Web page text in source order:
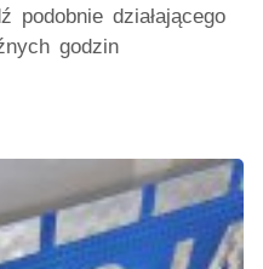
podobnie działającego
godzin